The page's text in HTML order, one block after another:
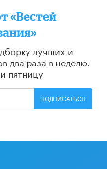
«Вестей
лучших и
два раза в неделю:
пятницу
ПОДПИСАТЬСЯ